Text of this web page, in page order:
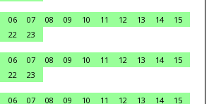
06 07 08 09 10 11 12 13 14
15
22
23
06 07 08 09 10 11 12 13 14
15
22
23
06 07 08 09 10 11 12 13 14
15